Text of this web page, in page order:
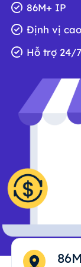
86M+ IP
Định vị
Hỗ trợ 24/7